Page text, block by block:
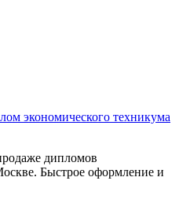
экономического техникума
дипломов
Быстрое оформление и